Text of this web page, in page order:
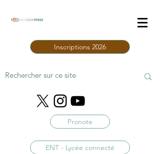
Inscriptions 2026
Pronote
ENT - Lycée connecté